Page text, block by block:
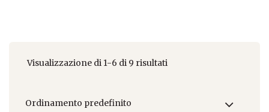
Visualizzazione di 1-6 di 9 risultati